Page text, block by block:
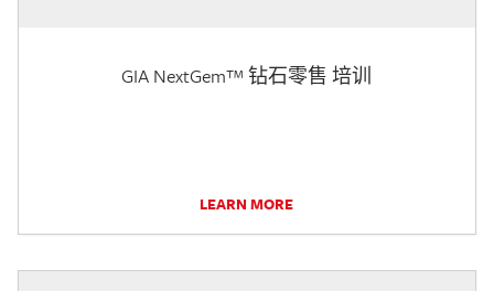
GIA NextGem™ 钻石零售 培训
LEARN MORE